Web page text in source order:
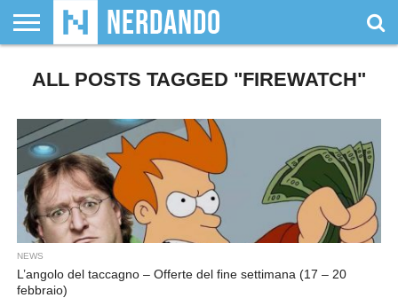
SIAMO
GIOCHI
DA
GIOCHI
DI
VIDEOGAMES
FILM
&
FUMETTI
& LIBRI
MAGIC:
THE
DUNGEONS
&
WRESTLING
NERDANDO
AWARDS
I
BOLLINI
ALL POSTS TAGGED "FIREWATCH"
NEWS
L’angolo del taccagno – Offerte del fine settimana (17 – 20
febbraio)